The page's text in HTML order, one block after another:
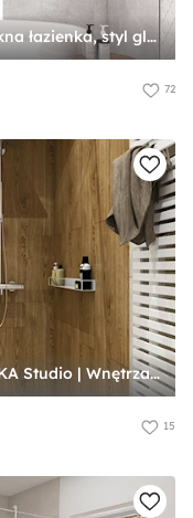
łazienka #5, Bialystok - Mała bez okna łazienka, styl glamour - zdjęcie od JUST studio projektowe
72
ALASKA STUDIO - zdjęcie od ALASKA Studio | Wnętrza i Meble
15